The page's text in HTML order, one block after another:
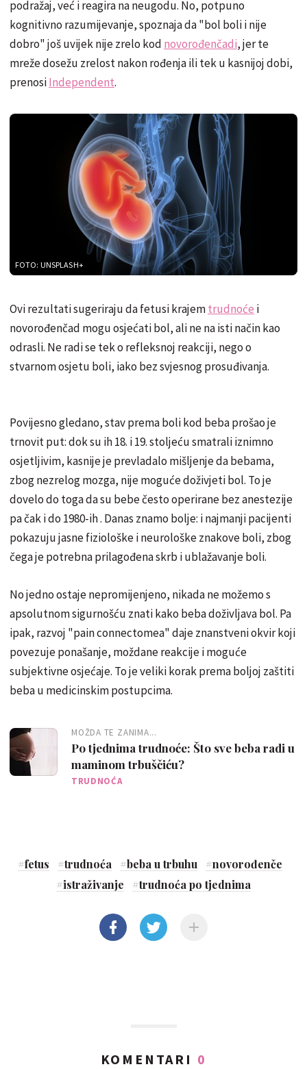
podražaj, već i reagira na neugodu. No, potpuno
kognitivno razumijevanje, spoznaja da "bol boli i nije
dobro" još uvijek nije zrelo kod novorođenčadi, jer te
mreže dosežu zrelost nakon rođenja ili tek u kasnijoj dobi,
prenosiIndependent.
FOTO: UNSPLASH+
Ovi rezultati sugeriraju da fetusi krajemtrudnoće i
novorođenčad mogu osjećati bol, ali ne na isti način kao
odrasli. Ne radi se tek o refleksnoj reakciji, nego o
stvarnom osjetu boli, iako bez svjesnog prosuđivanja.
Povijesno gledano, stav prema boli kod beba prošao je
trnovit put: dok su ih 18. i 19. stoljeću smatrali iznimno
osjetljivim, kasnije je prevladalo mišljenje da bebama,
zbog nezrelog mozga, nije moguće doživjeti bol. To je
dovelo do toga da su bebe često operirane bez anestezije
pa čak i do 1980-ih . Danas znamo bolje: i najmanji pacijenti
pokazuju jasne fiziološke i neurološke znakove boli, zbog
čega je potrebna prilagođena skrb i ublažavanje boli.
No jedno ostaje nepromijenjeno, nikada ne možemo s
apsolutnom sigurnošću znati kako beba doživljava bol. Pa
ipak, razvoj "pain connectomea" daje znanstveni okvir koji
povezuje ponašanje, moždane reakcije i moguće
subjektivne osjećaje. To je veliki korak prema boljoj zaštiti
beba u medicinskim postupcima.
MOŽDA TE ZANIMA...
Po tjednima trudnoće: Što sve beba radi u
maminom trbuščiću?
TRUDNOĆA
#fetus #trudnoća #beba u trbuhu #novorođenče
#istraživanje #trudnoća po tjednima
KOMENTARI 0